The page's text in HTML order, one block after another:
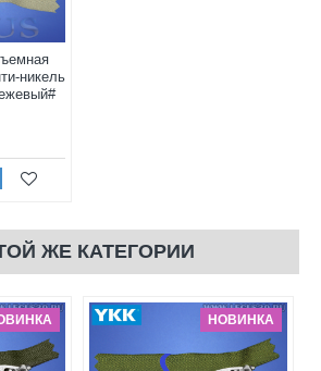
никель
ЖЕ КАТЕГОРИИ
НОВИНКА